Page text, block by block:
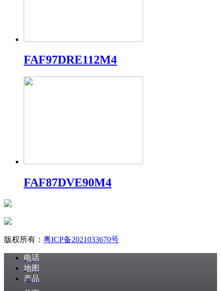
FAF97DRE112M4
FAF87DVE90M4
版权所有： 粤ICP备2021033670号
电话
地图
产品